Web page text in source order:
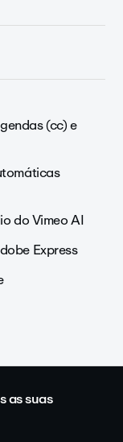
(cc) e
do Vimeo AI
Express
as suas